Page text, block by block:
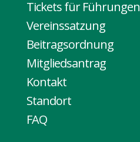
Tickets für Führungen
Vereinssatzung
Beitragsordnung
Mitgliedsantrag
Kontakt
Standort
FAQ